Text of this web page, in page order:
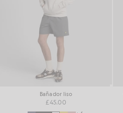
Bañador liso
£45.00